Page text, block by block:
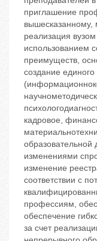
приглашение
вышесказанному,
реализация
использованием
преимуществ,
создание единого
кадровое,
образовательной
изменениями
изменение
соответствии с
профессиям,
обеспечение
за счет